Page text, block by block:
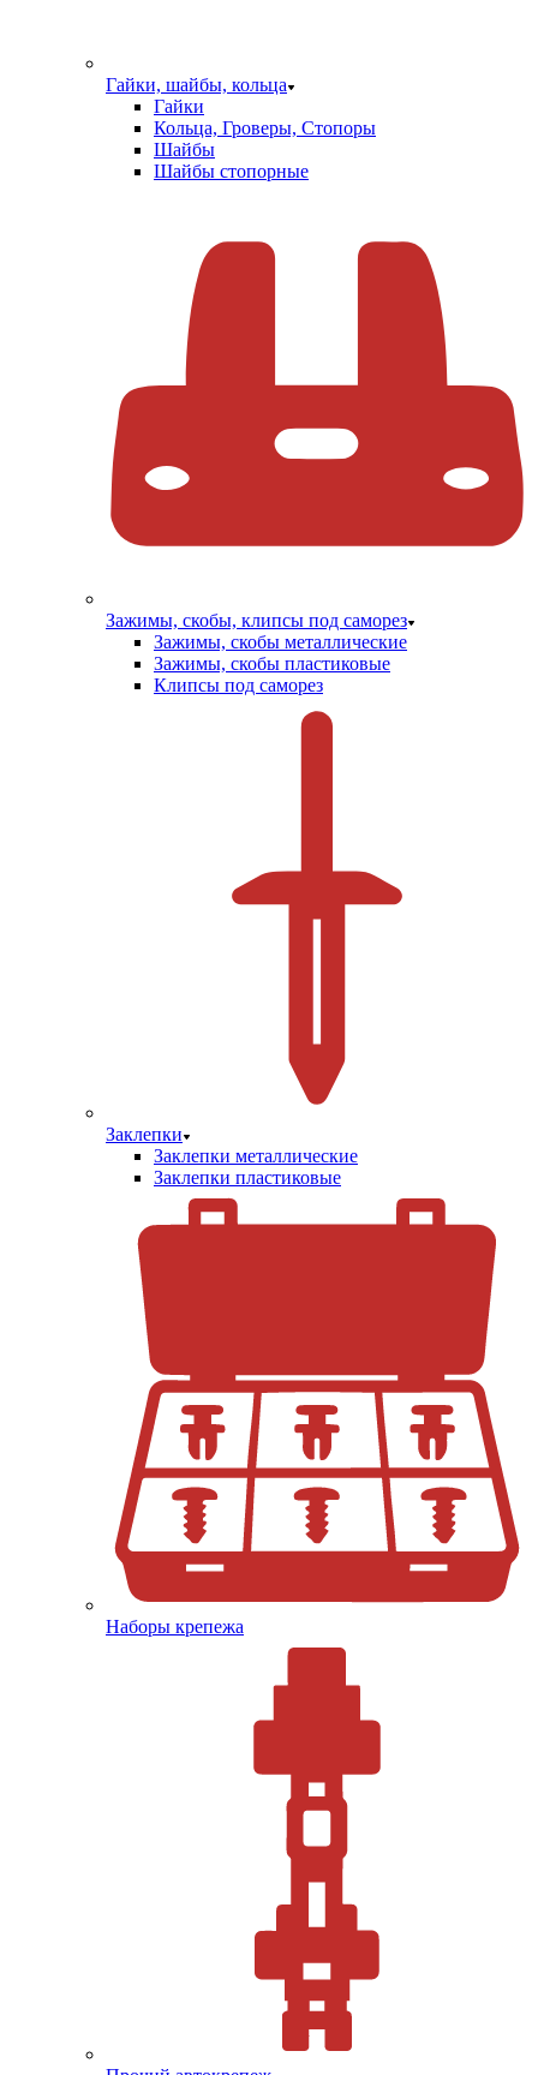
Гайки, шайбы, кольца
Гайки
Кольца, Гроверы, Стопоры
Шайбы
Шайбы стопорные
Зажимы, скобы, клипсы под саморез
Зажимы, скобы металлические
Зажимы, скобы пластиковые
Клипсы под саморез
Заклепки
Заклепки металлические
Заклепки пластиковые
Наборы крепежа